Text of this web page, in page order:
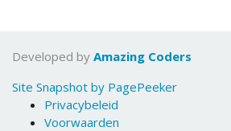
Developed by Amazing Coders
Site Snapshot by PagePeeker
Privacybeleid
Voorwaarden